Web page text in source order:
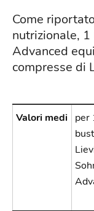
Come
nutrizionale,
Advanced
compresse di
Valori medi per